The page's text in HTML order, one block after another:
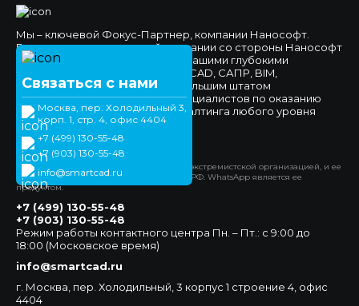
Связаться с нами
Москва, пер. Холодильный 3,
корп. 1, стр. 4, офис 4404
+7 (499) 130-55-48
+7 (903) 130-55-48
info@smartcad.ru
Мы – ключевой Фокус-Партнер, компании Нанософт.
Высокое доверие к нашей компании со стороны Нанософт
и наших клиентов обеспечено нашими глубокими
компетенциями в области nanoCAD, САПР, BIM,
импортозамещения, а также большим штатом
высококвалифицированных специалистов по оказанию
технической поддержки и консалтинга любого уровня
сложности.
Официальный сайт
*Компания Meta Platforms Inc. признана экстремистской организацией, и ее
деятельность запрещена на территории РФ. WhatsApp является ее
продуктом.
+7 (499) 130-55-48
+7 (903) 130-55-48
Режим работы контактного центра Пн. – Пт.: с 9:00 до
18:00 (Московское время)
info@smartcad.ru
г. Москва, пер. Холодильный, 3 корпус 1 строение 4, офис
4404